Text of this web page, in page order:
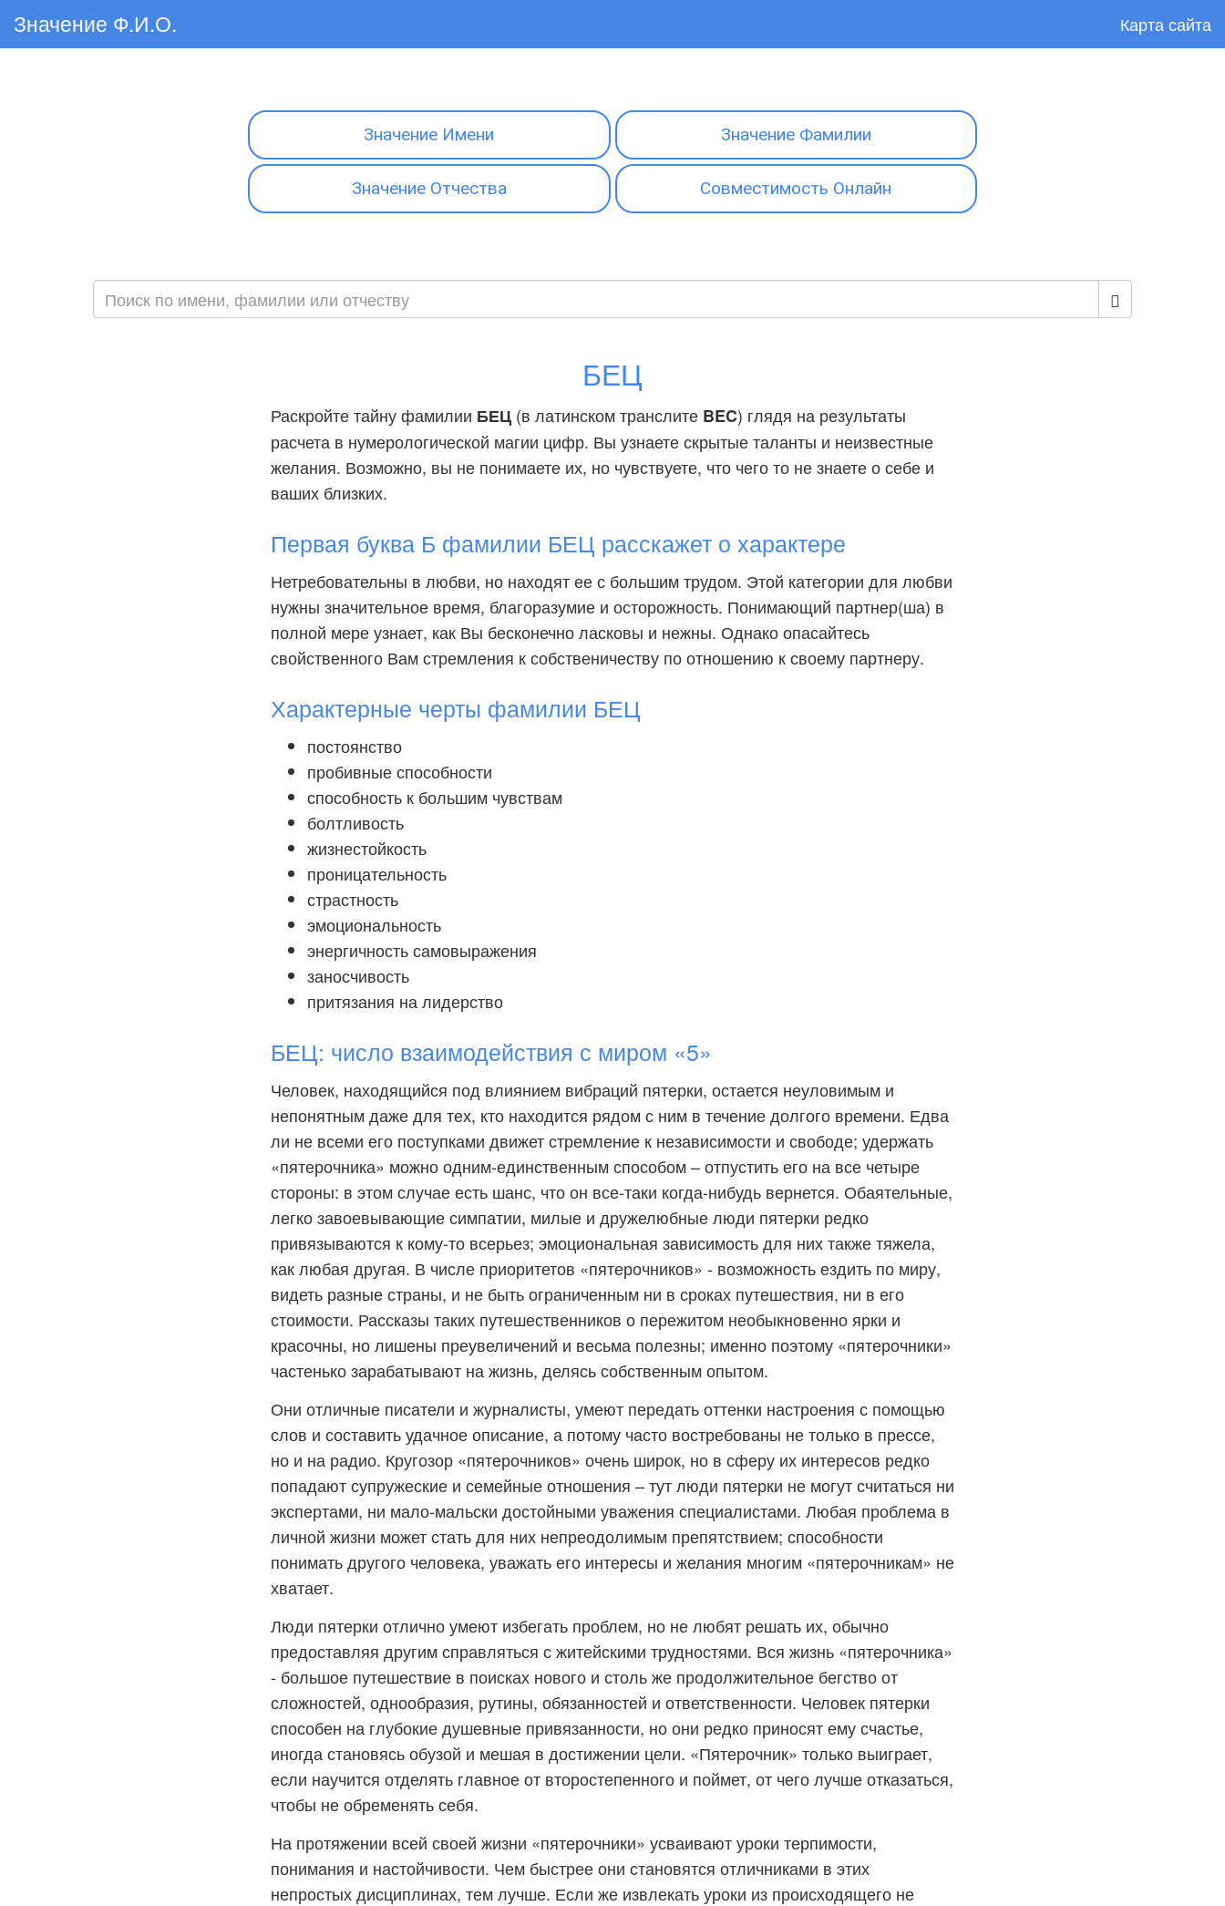
Значение Ф.И.О. Карта сайта
Значение Имени Значение Фамилии
Значение Отчества Совместимость Онлайн
БЕЦ
Раскройте тайну фамилии БЕЦ (в латинском транслите BEC) глядя на результаты
расчета в нумерологической магии цифр. Вы узнаете скрытые таланты и неизвестные
желания. Возможно, вы не понимаете их, но чувствуете, что чего то не знаете о себе и
ваших близких.
Первая буква Б фамилии БЕЦ расскажет о характере
Нетребовательны в любви, но находят ее с большим трудом. Этой категории для любви
нужны значительное время, благоразумие и осторожность. Понимающий партнер(ша) в
полной мере узнает, как Вы бесконечно ласковы и нежны. Однако опасайтесь
свойственного Вам стремления к собственичеству по отношению к своему партнеру.
Характерные черты фамилии БЕЦ
постоянство
пробивные способности
способность к большим чувствам
болтливость
жизнестойкость
проницательность
страстность
эмоциональность
энергичность самовыражения
заносчивость
притязания на лидерство
БЕЦ: число взаимодействия с миром «5»
Человек, находящийся под влиянием вибраций пятерки, остается неуловимым и
непонятным даже для тех, кто находится рядом с ним в течение долгого времени. Едва
ли не всеми его поступками движет стремление к независимости и свободе; удержать
«пятерочника» можно одним-единственным способом – отпустить его на все четыре
стороны: в этом случае есть шанс, что он все-таки когда-нибудь вернется. Обаятельные,
легко завоевывающие симпатии, милые и дружелюбные люди пятерки редко
привязываются к кому-то всерьез; эмоциональная зависимость для них также тяжела,
как любая другая. В числе приоритетов «пятерочников» - возможность ездить по миру,
видеть разные страны, и не быть ограниченным ни в сроках путешествия, ни в его
стоимости. Рассказы таких путешественников о пережитом необыкновенно ярки и
красочны, но лишены преувеличений и весьма полезны; именно поэтому «пятерочники»
частенько зарабатывают на жизнь, делясь собственным опытом.
Они отличные писатели и журналисты, умеют передать оттенки настроения с помощью
слов и составить удачное описание, а потому часто востребованы не только в прессе,
но и на радио. Кругозор «пятерочников» очень широк, но в сферу их интересов редко
попадают супружеские и семейные отношения – тут люди пятерки не могут считаться ни
экспертами, ни мало-мальски достойными уважения специалистами. Любая проблема в
личной жизни может стать для них непреодолимым препятствием; способности
понимать другого человека, уважать его интересы и желания многим «пятерочникам» не
хватает.
Люди пятерки отлично умеют избегать проблем, но не любят решать их, обычно
предоставляя другим справляться с житейскими трудностями. Вся жизнь «пятерочника»
- большое путешествие в поисках нового и столь же продолжительное бегство от
сложностей, однообразия, рутины, обязанностей и ответственности. Человек пятерки
способен на глубокие душевные привязанности, но они редко приносят ему счастье,
иногда становясь обузой и мешая в достижении цели. «Пятерочник» только выиграет,
если научится отделять главное от второстепенного и поймет, от чего лучше отказаться,
чтобы не обременять себя.
На протяжении всей своей жизни «пятерочники» усваивают уроки терпимости,
понимания и настойчивости. Чем быстрее они становятся отличниками в этих
непростых дисциплинах, тем лучше. Если же извлекать уроки из происходящего не